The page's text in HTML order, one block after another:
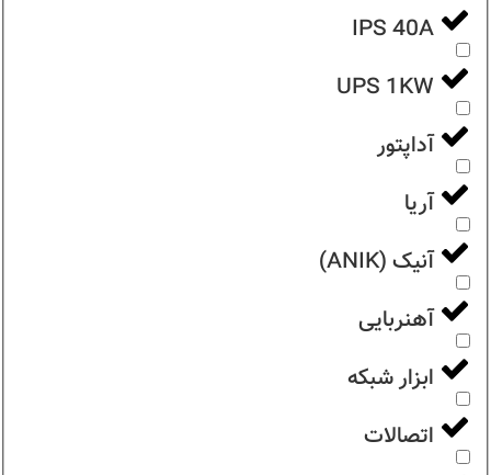
IPS 40A
UPS 1KW
آداپتور
آریا
آنیک (ANIK)
آهنربایی
ابزار شبکه
اتصالات